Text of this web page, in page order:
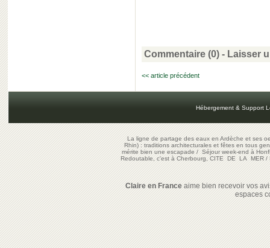
Commentaire (0) - Laisser
<< article précédent
Hébergement & Support
La ligne de partage des eaux en Ardèche et ses
Rhin) : traditions architecturales et fêtes en tous
mérite bien une escapade/Séjour week-end à
Redoutable, c'est à Cherbourg, CITE DE LA MER/
Claire en Franceaime bien recevoir vos
espaces